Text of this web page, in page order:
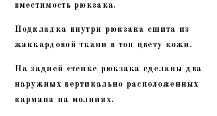
вместимость рюкзака.
Подкладка внутри рюкзака сшита из
жаккардовой ткани в тон цвету кожи.
На задней стенке рюкзака сделаны два
наружных вертикально расположенных
кармана на молниях.